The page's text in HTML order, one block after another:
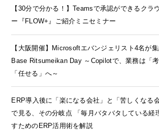
【30分で分かる！】Teamsで承認ができるクラ
ー『FLOW+』ご紹介ミニセミナー
【大阪開催】Microsoftエバンジェリスト4名が
Base Ritsumeikan Day ～Copilotで、業務は「
「任せる」へ～
ERP導入後に「楽になる会社」と「苦しくなる
で見る、その分岐点 「毎月バタバタしている経
すためのERP活用術を解説